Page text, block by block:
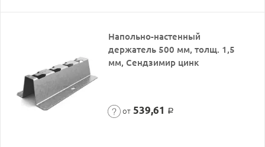
Напольно-настенный
держатель 500 мм, толщ. 1,5
мм, Сендзимир цинк
от 539,61 Р